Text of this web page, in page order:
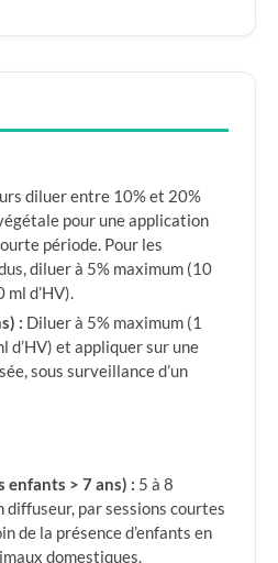
diluer entre 10% et 20%
pour une application
période. Pour les
diluer à 5% maximum (10
d’HV).
: Diluer à 5% maximum (1
d’HV) et appliquer sur une
sous surveillance d’un
enfants > 7 ans) : 5 à 8
diffuseur, par sessions courtes
de la présence d’enfants en
domestiques.